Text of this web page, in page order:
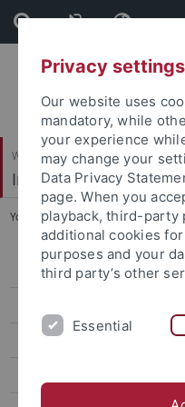
Skip
to
content
Skip
to
footer
Wirtschafts- und
Institut für
You are here: Startseite ...
Personal
Prof. Dr. Annika Goeze
Privacy settings
Our website uses
mandatory, while
your experience
may change your
Data Privacy
page. When you
playback, third-party
additional cookies
purposes and your
third party’s other
Essential